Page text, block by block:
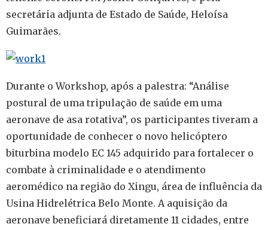
secretária adjunta de Estado de Saúde, Heloísa
Guimarães.
Durante o Workshop, após a palestra: “Análise
postural de uma tripulação de saúde em uma
aeronave de asa rotativa”, os participantes tiveram a
oportunidade de conhecer o novo helicóptero
biturbina modelo EC 145 adquirido para fortalecer o
combate à criminalidade e o atendimento
aeromédico na região do Xingu, área de influência da
Usina Hidrelétrica Belo Monte. A aquisição da
aeronave beneficiará diretamente 11 cidades, entre